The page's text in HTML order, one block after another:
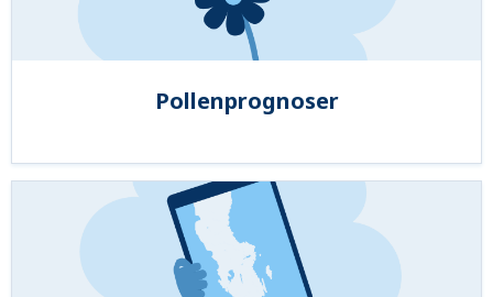
Pollenprognoser